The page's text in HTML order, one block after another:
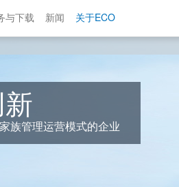
与下载 新闻 关于ECO
族管理运营模式的企业